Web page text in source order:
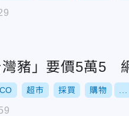
豬」要價5萬5
超市 採買 購物